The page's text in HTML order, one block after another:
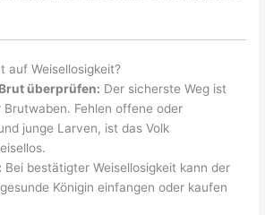
auf Weisellosigkeit?
überprüfen: Der sicherste Weg ist
Brutwaben. Fehlen offene oder
junge Larven, ist das Volk
Bei bestätigter Weisellosigkeit kann der
Königin einfangen oder kaufen